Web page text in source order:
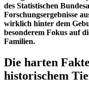
des Statistischen
Forschungsergebnisse
wirklich hinter dem
besonderem Fokus auf
Familien.
Die harten
historischem